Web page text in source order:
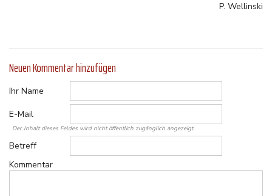
P. Wellinski
Neuen Kommentar hinzufügen
Ihr Name
E-Mail
Der Inhalt dieses Feldes wird nicht öffentlich zugänglich angezeigt.
Betreff
Kommentar